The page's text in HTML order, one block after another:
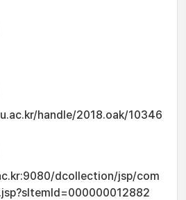
handle/2018.oak/10346
dcollection/jsp/com